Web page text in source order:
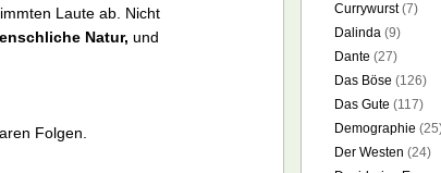
Laute ab. Nicht
Natur, und
Folgen.
Currywurst(7)
Dalinda (9)
Dante (27)
Das Böse (126)
Das Gute (117)
Demographie
Der Westen (24)